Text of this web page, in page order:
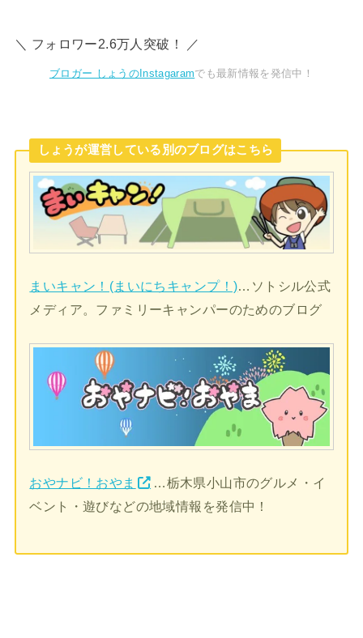
＼ フォロワー2.6万人突破！ ／
ブロガー しょうのInstagaramでも最新情報を発信中！
しょうが運営している別のブログはこちら
まいキャン！(まいにちキャンプ！)…ソトシル公式
メディア。ファミリーキャンパーのためのブログ
おやナビ！おやま
…栃木県小山市のグルメ・イ
ベント・遊びなどの地域情報を発信中！